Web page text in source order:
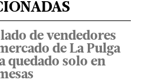
de vendedores
de La Pulga
quedado solo en